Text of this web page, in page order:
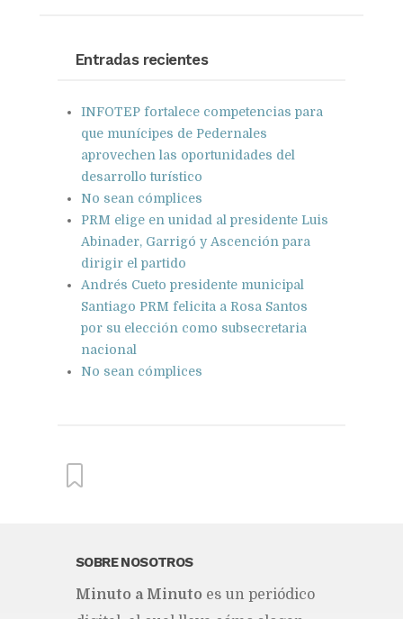
Entradas recientes
INFOTEP fortalece competencias para
que munícipes de Pedernales
aprovechen las oportunidades del
desarrollo turístico
No sean cómplices
PRM elige en unidad al presidente Luis
Abinader, Garrigó y Ascención para
dirigir el partido
Andrés Cueto presidente municipal
Santiago PRM felicita a Rosa Santos
por su elección como subsecretaria
nacional
No sean cómplices
From this category »
Gobierno aumenta hasta tres
SOBRE NOSOTROS
Mi­nu­to a Mi­nu­to es un pe­rió­di­co